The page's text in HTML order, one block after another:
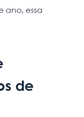
ano, essa
de